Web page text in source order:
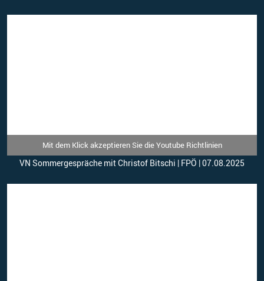
Mit dem Klick akzeptieren Sie die Youtube Richtlinien
VN Sommergespräche mit Christof Bitschi | FPÖ | 07.08.2025